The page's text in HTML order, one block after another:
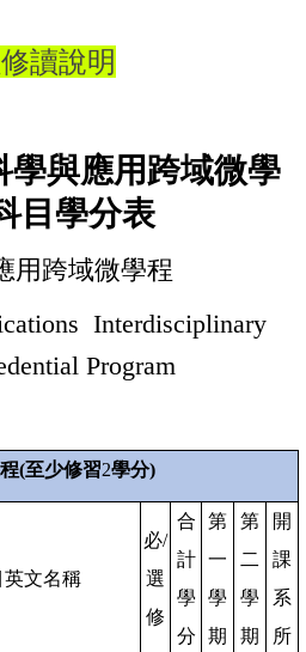
讀說明
學與應用跨域微學
目學分表
用跨域微學程
Interdisciplinary
Program
(至少修習2學分)
英文名稱
必/
選
修
合
計
學
分
第
一
學
期
第
二
學
期
開
課
系
所